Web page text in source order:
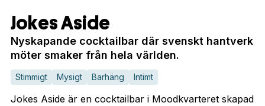
Jokes Aside
Nyskapande cocktailbar där svenskt hantverk
möter smaker från hela världen.
Stimmigt Mysigt Barhäng Intimt
Jokes Aside är en cocktailbar i Moodkvarteret skapad